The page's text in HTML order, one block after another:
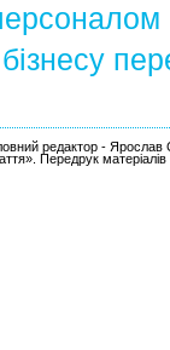
редактор - Ярослав
Передрук